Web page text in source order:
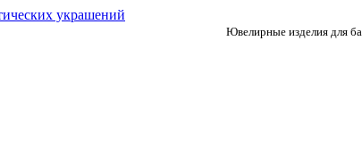
Ювелирные изделия для